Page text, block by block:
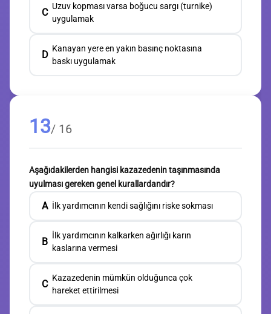
C
Uzuv kopması varsa boğucu sargı (turnike)
uygulamak
D
Kanayan yere en yakın basınç noktasına
baskı uygulamak
13/ 16
Aşağıdakilerden hangisi kazazedenin taşınmasında
uyulması gereken genel kurallardandır?
A İlk yardımcının kendi sağlığını riske sokması
B
İlk yardımcının kalkarken ağırlığı karın
kaslarına vermesi
C
Kazazedenin mümkün olduğunca çok
hareket ettirilmesi